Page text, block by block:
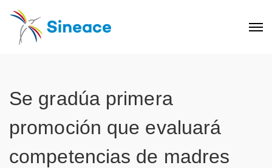
Se gradúa primera
promoción que evaluará
competencias de madres